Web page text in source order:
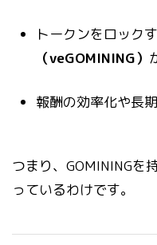
トークンをロック
（veGOMINING）
報酬の効率化や長
つまり、GOMININGを
っているわけです。